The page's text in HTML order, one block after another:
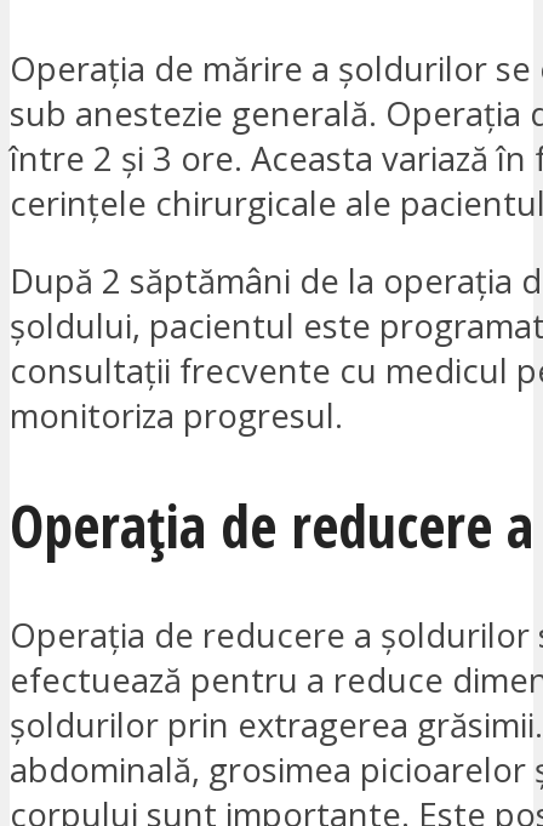
Operația de mărire a șoldurilor
sub anestezie generală. Operația
între 2 și 3 ore. Aceasta variază
cerințele chirurgicale ale
După 2 săptămâni de la operația
șoldului, pacientul este
consultații frecvente cu medicul
monitoriza progresul.
Operația de reducere
Operația de reducere a șoldurilor
efectuează pentru a reduce
șoldurilor prin extragerea
abdominală, grosimea picioarelor
corpului sunt importante. Este